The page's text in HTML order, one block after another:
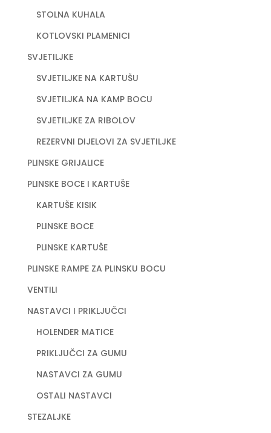
STOLNA KUHALA
KOTLOVSKI PLAMENICI
SVJETILJKE
SVJETILJKE NA KARTUŠU
SVJETILJKA NA KAMP BOCU
SVJETILJKE ZA RIBOLOV
REZERVNI DIJELOVI ZA SVJETILJKE
PLINSKE GRIJALICE
PLINSKE BOCE I KARTUŠE
KARTUŠE KISIK
PLINSKE BOCE
PLINSKE KARTUŠE
PLINSKE RAMPE ZA PLINSKU BOCU
VENTILI
NASTAVCI I PRIKLJUČCI
HOLENDER MATICE
PRIKLJUČCI ZA GUMU
NASTAVCI ZA GUMU
OSTALI NASTAVCI
STEZALJKE